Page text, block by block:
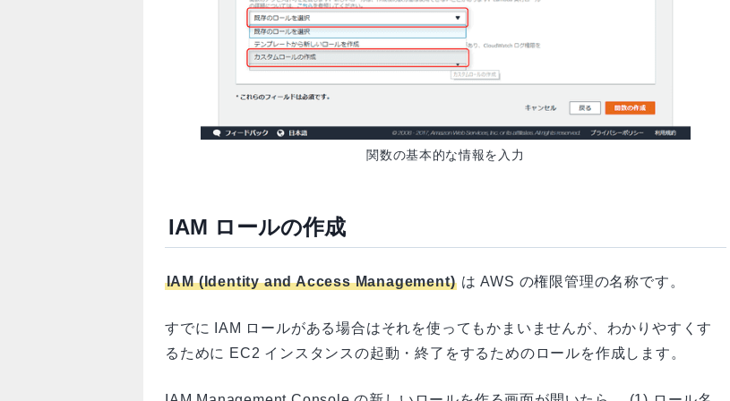
関数の基本的な情報を入力
IAM ロールの作成
IAM (Identity and Access Management) は AWS の権限管理の名称です。
すでに IAM ロールがある場合はそれを使ってもかまいませんが、わかりやすくす
るために EC2 インスタンスの起動・終了をするためのロールを作成します。